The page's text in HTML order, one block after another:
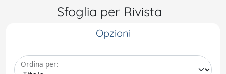
Sfoglia per Rivista
Opzioni
Ordina per: